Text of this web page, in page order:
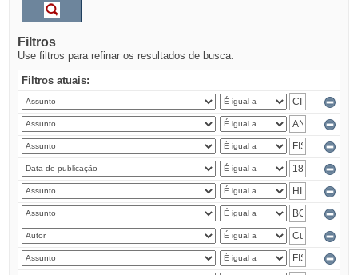
Filtros
Use filtros para refinar os resultados de busca.
Filtros atuais: